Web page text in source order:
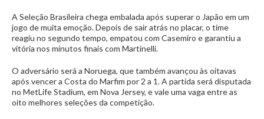
A Seleção Brasileira chega embalada após superar o Japão em um
jogo de muita emoção. Depois de sair atrás no placar, o time
reagiu no segundo tempo, empatou com Casemiro e garantiu a
vitória nos minutos finais com Martinelli.
O adversário será a Noruega, que também avançou às oitavas
após vencer a Costa do Marfim por 2 a 1. A partida será disputada
no MetLife Stadium, em Nova Jersey, e vale uma vaga entre as
oito melhores seleções da competição.